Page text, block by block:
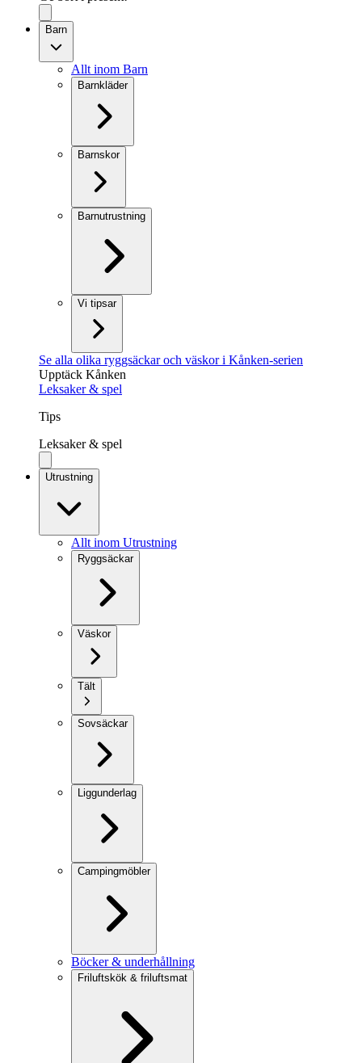
Barn
Allt inom Barn
Barnkläder
Barnskor
Barnutrustning
Vi tipsar
Se alla olika ryggsäckar och väskor i Kånken-serien
Upptäck Kånken
Leksaker & spel
Tips
Leksaker & spel
Utrustning
Allt inom Utrustning
Ryggsäckar
Väskor
Tält
Sovsäckar
Liggunderlag
Campingmöbler
Böcker & underhållning
Friluftskök & friluftsmat